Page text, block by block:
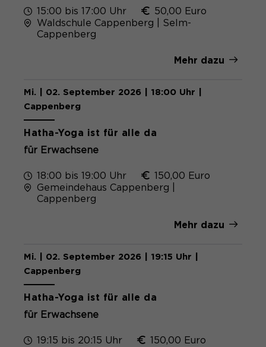
15:00 bis 17:00 Uhr
50,00 Euro
Waldschule Cappenberg | Selm-
Cappenberg
Mehr dazu
Mi. | 02. September 2026 | 18:00 Uhr |
Cappenberg
Hatha-Yoga ist für alle da
für Erwachsene
18:00 bis 19:00 Uhr
150,00 Euro
Gemeindehaus Cappenberg |
Cappenberg
Mehr dazu
Mi. | 02. September 2026 | 19:15 Uhr |
Cappenberg
Hatha-Yoga ist für alle da
für Erwachsene
19:15 bis 20:15 Uhr
150,00 Euro